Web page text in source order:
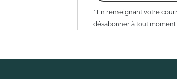
* En renseignant votre
désabonner à tout